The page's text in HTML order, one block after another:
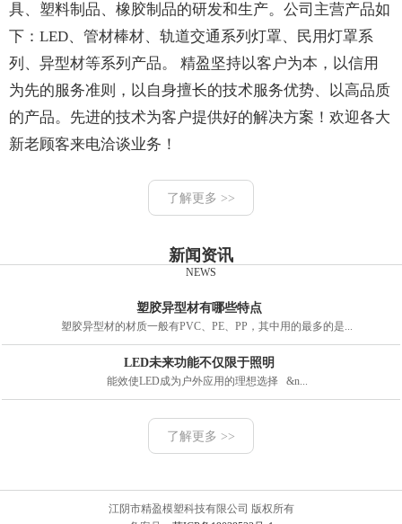
具、塑料制品、橡胶制品的研发和生产。公司主营产品如
下：LED、管材棒材、轨道交通系列灯罩、民用灯罩系
列、异型材等系列产品。 精盈坚持以客户为本，以信用
为先的服务准则，以自身擅长的技术服务优势、以高品质
的产品。先进的技术为客户提供好的解决方案！欢迎各大
新老顾客来电洽谈业务！
了解更多 >>
新闻资讯
NEWS
塑胶异型材有哪些特点
塑胶异型材的材质一般有PVC、PE、PP，其中用的最多的是...
LED未来功能不仅限于照明
能效使LED成为户外应用的理想选择 &n...
了解更多 >>
江阴市精盈模塑科技有限公司 版权所有